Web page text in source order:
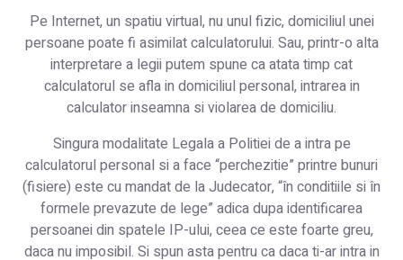
Pe Internet, un spatiu virtual, nu unul fizic, domiciliul unei
persoane poate fi asimilat calculatorului. Sau, printr-o alta
interpretare a legii putem spune ca atata timp cat
calculatorul se afla in domiciliul personal, intrarea in
calculator inseamna si violarea de domiciliu.
Singura modalitate Legala a Politiei de a intra pe
calculatorul personal si a face “perchezitie” printre bunuri
(fisiere) este cu mandat de la Judecator, “în conditiile si în
formele prevazute de lege” adica dupa identificarea
persoanei din spatele IP-ului, ceea ce este foarte greu,
daca nu imposibil. Si spun asta pentru ca daca ti-ar intra in